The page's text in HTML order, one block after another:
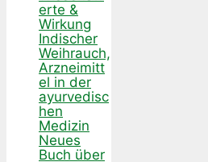
erte &
Wirkung
Indischer
Weihrauch,
Arzneimitt
el in der
ayurvedisc
hen
Medizin
Neues
Buch über